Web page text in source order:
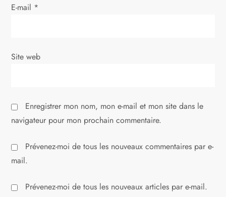
i
l
e
E-mail *
Site web
Enregistrer mon nom, mon e-mail et mon site dans le
navigateur pour mon prochain commentaire.
Prévenez-moi de tous les nouveaux commentaires par e-
mail.
Prévenez-moi de tous les nouveaux articles par e-mail.